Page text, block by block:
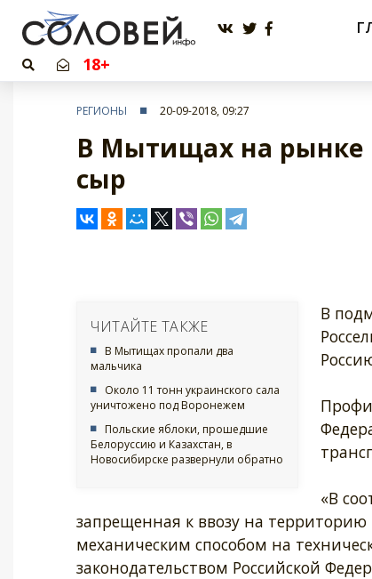
18+
РЕГИОНЫ 20-09-2018, 09:27
В Мытищах на рынке
сыр
ЧИТАЙТЕ ТАКЖЕ
В Мытищах пропали два
мальчика
Около 11 тонн украинского сала
уничтожено под Воронежем
Польские яблоки, прошедшие
Белоруссию и Казахстан, в
Новосибирске развернули обратно
В
«В
запрещенная к ввозу на
механическим способом на
законодательством Российской